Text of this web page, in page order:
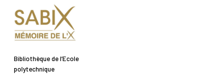
Bibliothèque de l’Ecole
polytechnique